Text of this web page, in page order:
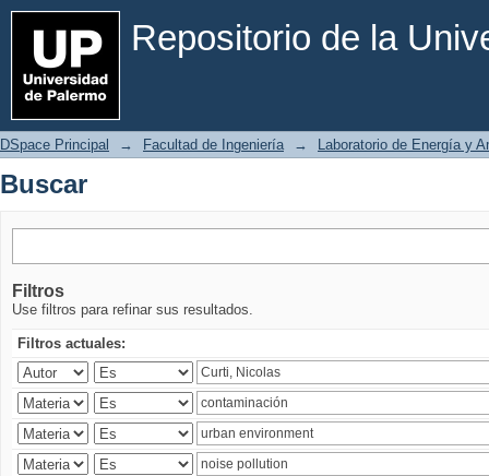
Repositorio de la
Buscar
DSpace Principal → Facultad de Ingeniería → Laboratorio de Energía y
Buscar
Filtros
Use filtros para refinar sus resultados.
Filtros actuales: